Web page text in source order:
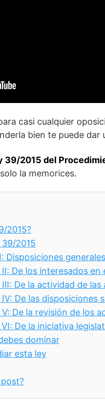
casi cualquier
bien te puede
39/2015 del
la memorices.
2015?
2015
Disposiciones generales
De los interesados en
De la actividad de
De las
De la revisión de los
De la iniciativa
dominar
esta ley